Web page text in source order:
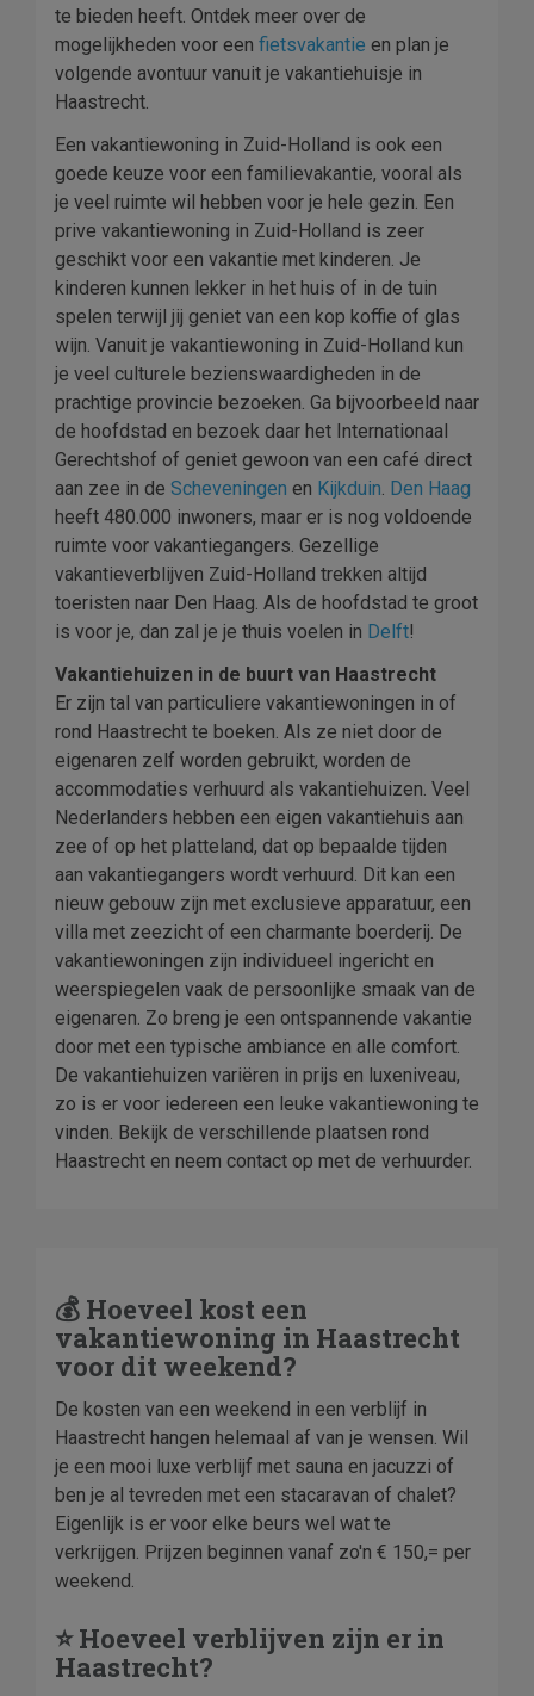
te bieden heeft. Ontdek meer over de
mogelijkheden voor een fietsvakantie en plan je
volgende avontuur vanuit je vakantiehuisje in
Haastrecht.
Een vakantiewoning in Zuid-Holland is ook een
goede keuze voor een familievakantie, vooral als
je veel ruimte wil hebben voor je hele gezin. Een
prive vakantiewoning in Zuid-Holland is zeer
geschikt voor een vakantie met kinderen. Je
kinderen kunnen lekker in het huis of in de tuin
spelen terwijl jij geniet van een kop koffie of glas
wijn. Vanuit je vakantiewoning in Zuid-Holland kun
je veel culturele bezienswaardigheden in de
prachtige provincie bezoeken. Ga bijvoorbeeld naar
de hoofdstad en bezoek daar het Internationaal
Gerechtshof of geniet gewoon van een café direct
aan zee in de Scheveningen en Kijkduin. Den Haag
heeft 480.000 inwoners, maar er is nog voldoende
ruimte voor vakantiegangers. Gezellige
vakantieverblijven Zuid-Holland trekken altijd
toeristen naar Den Haag. Als de hoofdstad te groot
is voor je, dan zal je je thuis voelen in Delft!
Vakantiehuizen in de buurt van Haastrecht
Er zijn tal van particuliere vakantiewoningen in of
rond Haastrecht te boeken. Als ze niet door de
eigenaren zelf worden gebruikt, worden de
accommodaties verhuurd als vakantiehuizen. Veel
Nederlanders hebben een eigen vakantiehuis aan
zee of op het platteland, dat op bepaalde tijden
aan vakantiegangers wordt verhuurd. Dit kan een
nieuw gebouw zijn met exclusieve apparatuur, een
villa met zeezicht of een charmante boerderij. De
vakantiewoningen zijn individueel ingericht en
weerspiegelen vaak de persoonlijke smaak van de
eigenaren. Zo breng je een ontspannende vakantie
door met een typische ambiance en alle comfort.
De vakantiehuizen variëren in prijs en luxeniveau,
zo is er voor iedereen een leuke vakantiewoning te
vinden. Bekijk de verschillende plaatsen rond
Haastrecht en neem contact op met de verhuurder.
💰 Hoeveel kost een
vakantiewoning in Haastrecht
voor dit weekend?
De kosten van een weekend in een verblijf in
Haastrecht hangen helemaal af van je wensen. Wil
je een mooi luxe verblijf met sauna en jacuzzi of
ben je al tevreden met een stacaravan of chalet?
Eigenlijk is er voor elke beurs wel wat te
verkrijgen. Prijzen beginnen vanaf zo'n € 150,= per
weekend.
⭐ Hoeveel verblijven zijn er in
Haastrecht?